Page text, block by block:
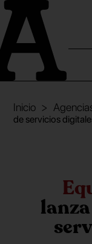
Inicio
de servicios